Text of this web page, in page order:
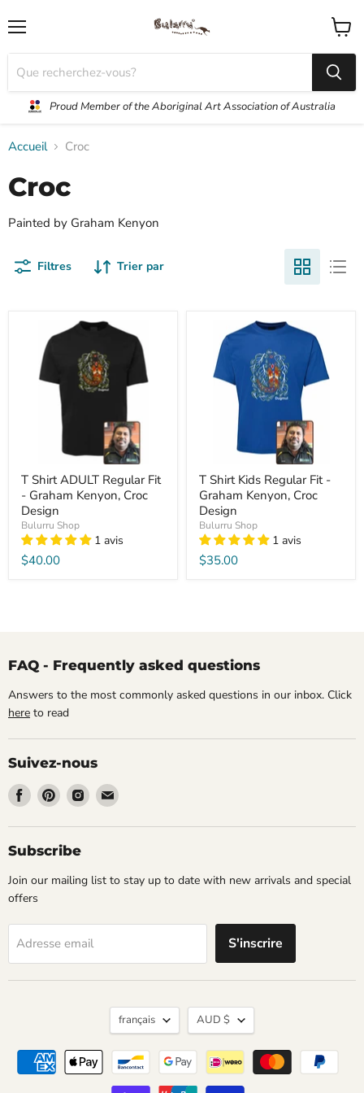
Proud Member of the Aboriginal Art Association of Australia
Voir
le
panier
Accueil Croc
Croc
Painted by Graham Kenyon
Filtres Trier par
T Shirt ADULT Regular Fit
- Graham Kenyon, Croc
Design
Bulurru Shop
1 avis
$40.00
T Shirt Kids Regular Fit -
Graham Kenyon, Croc
Design
Bulurru Shop
1 avis
$35.00
FAQ - Frequently asked questions
Answers to the most commonly asked questions in our inbox. Click
here to read
Suivez-nous
Trouvez-
nous
sur
Facebook
Trouvez-
nous
sur
Pinterest
Trouvez-
nous
sur
Trouvez-
sur
Subscribe
Join our mailing list to stay up to date with new arrivals and special
offers
Adresse email S'inscrire
Langue
français Devise
AUD $